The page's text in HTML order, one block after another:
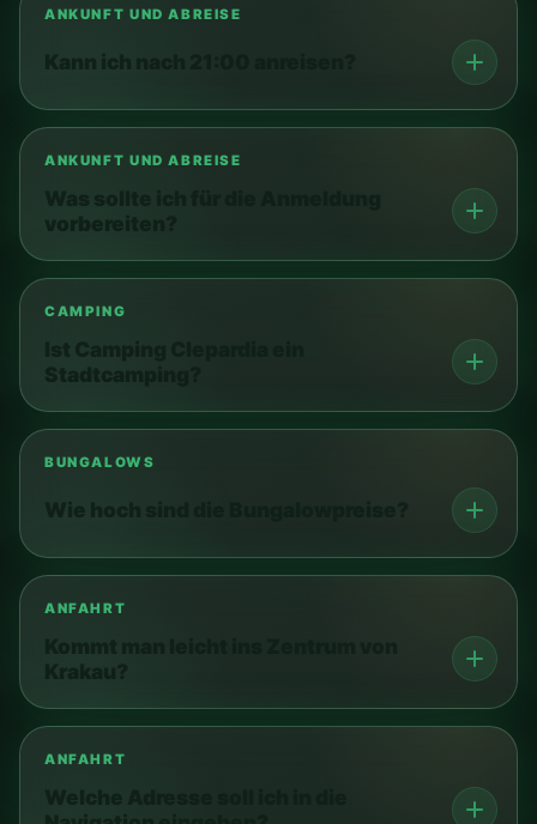
ANKUNFT UND ABREISE
ANKUNFT UND ABREISE
vorbereiten?
CAMPING
Stadtcamping?
BUNGALOWS
ANFAHRT
Krakau?
ANFAHRT